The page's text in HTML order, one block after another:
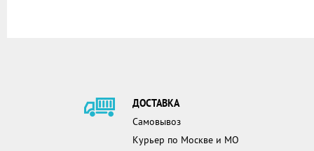
ДОСТАВКА
Самовывоз
Курьер по Москве и МО